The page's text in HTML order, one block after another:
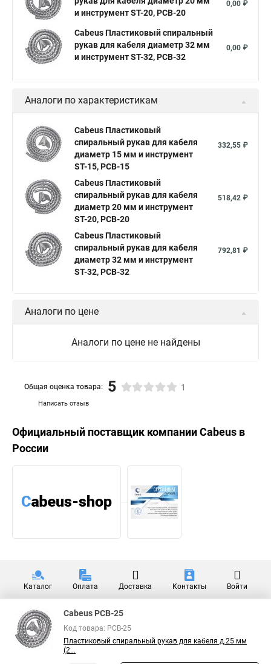
и инструмент ST-20, PCB-20
0,00 ₽
Cabeus Пластиковый спиральный
рукав для кабеля диаметр 32 мм
и инструмент ST-32, PCB-32
0,00 ₽
Аналоги по характеристикам
Cabeus Пластиковый
спиральный рукав для кабеля
диаметр 15 мм и инструмент
ST-15, PCB-15
332,55 ₽
Cabeus Пластиковый
спиральный рукав для кабеля
диаметр 20 мм и инструмент
ST-20, PCB-20
518,42 ₽
Cabeus Пластиковый
спиральный рукав для кабеля
диаметр 32 мм и инструмент
ST-32, PCB-32
792,81 ₽
Аналоги по цене
Аналоги по цене не найдены
Написать отзыв
Общая оценка товара: 5 1
Официальный поставщик компанииCabeus в
России
Каталог Оплата Доставка Контакты Войти
Cabeus PCB-25
Код товара: PCB-25
Пластиковый спиральный рукав для кабеля д.25 мм
(2...